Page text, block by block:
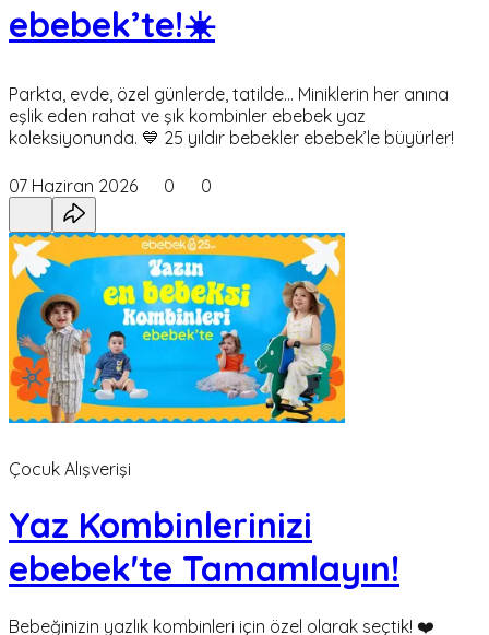
ebebek’te!☀️
Parkta, evde, özel günlerde, tatilde… Miniklerin her anına
eşlik eden rahat ve şık kombinler ebebek yaz
koleksiyonunda. 💙 25 yıldır bebekler ebebek’le büyürler!
07 Haziran 2026 0 0
Çocuk Alışverişi
Yaz Kombinlerinizi
ebebek'te Tamamlayın!
Bebeğinizin yazlık kombinleri için özel olarak seçtik! ❤️